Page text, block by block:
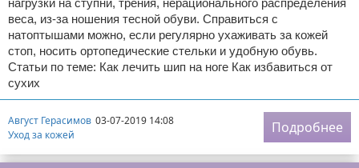
нагрузки на ступни, трения, нерационального распределения
веса, из-за ношения тесной обуви. Справиться с
натоптышами можно, если регулярно ухаживать за кожей
стоп, носить ортопедические стельки и удобную обувь.
Статьи по теме: Как лечить шип на ноге Как избавиться от
сухих
Август Герасимов 03-07-2019 14:08
Уход за кожей
Подробнее